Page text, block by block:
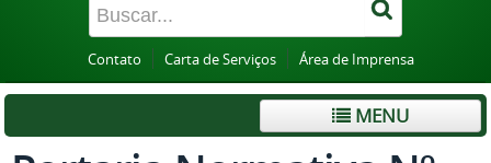
Contato Carta de Serviços Área de Imprensa
MENU